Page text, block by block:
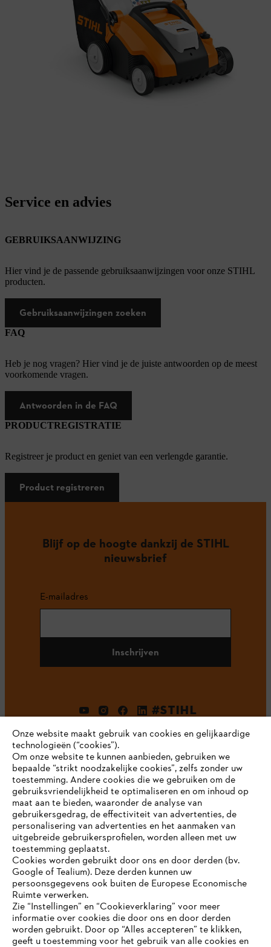
Service en advies
GEBRUIKSAANWIJZING
Hier vind je de passende gebruiksaanwijzingen voor onze STIHL
producten.
Gebruiksaanwijzingen zoeken
FAQ
Heb je nog vragen? Hier vind je de juiste antwoorden op de meest
voorkomende vragen.
Antwoorden in de FAQ
PRODUCTREGISTRATIE
Registreer je product en geniet van een verlengde garantie.
Product registreren
Blijf op de hoogte dankzij de STIHL
nieuwsbrief
E-mailadres
Inschrijven
#STIHL
Bedrijf
STIHL FAQ
Contact
JE BROWSER WORDT NIET
ONDERSTEUND
Onze website maakt gebruik van cookies en gelijkaardige
technologieën (“cookies”).
Om onze website te kunnen aanbieden, gebruiken we
bepaalde “strikt noodzakelijke cookies”, zelfs zonder uw
toestemming. Andere cookies die we gebruiken om de
gebruiksvriendelijkheid te optimaliseren en om inhoud op
maat aan te bieden, waaronder de analyse van
gebruikersgedrag, de effectiviteit van advertenties, de
personalisering van advertenties en het aanmaken van
uitgebreide gebruikersprofielen, worden alleen met uw
toestemming geplaatst.
Cookies worden gebruikt door ons en door derden (bv.
Google of Tealium). Deze derden kunnen uw
persoonsgegevens ook buiten de Europese Economische
Ruimte verwerken.
Zie “Instellingen” en “Cookieverklaring” voor meer
informatie over cookies die door ons en door derden
worden gebruikt. Door op “Alles accepteren” te klikken,
geeft u toestemming voor het gebruik van alle cookies en